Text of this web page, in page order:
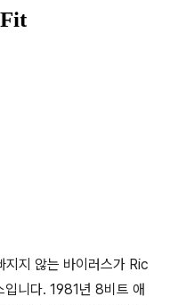
지지 않는 바이러스가 Ric
니다. 1981년 8비트 애